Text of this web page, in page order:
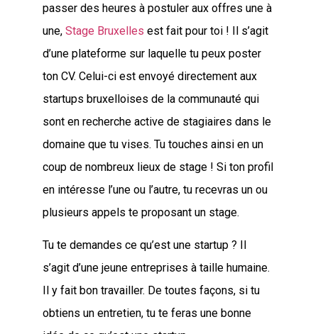
passer des heures à postuler aux offres une à
une, Stage Bruxelles est fait pour toi ! Il s’agit
d’une plateforme sur laquelle tu peux poster
ton CV. Celui-ci est envoyé directement aux
startups bruxelloises de la communauté qui
sont en recherche active de stagiaires dans le
domaine que tu vises. Tu touches ainsi en un
coup de nombreux lieux de stage ! Si ton profil
en intéresse l’une ou l’autre, tu recevras un ou
plusieurs appels te proposant un stage.
Tu te demandes ce qu’est une startup ? Il
s’agit d’une jeune entreprises à taille humaine.
Il y fait bon travailler. De toutes façons, si tu
obtiens un entretien, tu te feras une bonne